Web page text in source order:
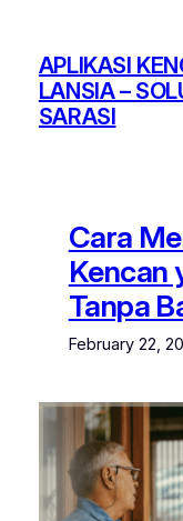
content
APLIKASI
LANSIA –
SARASI
Cara
Kencan
Tanpa
February 22,